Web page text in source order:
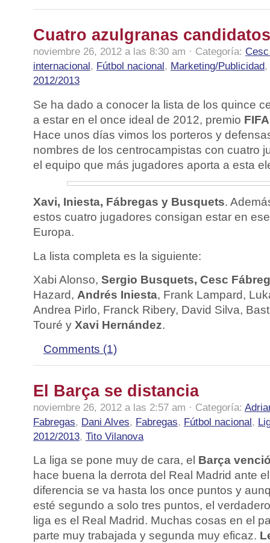
Cuatro azulgranas
noviembre 26, 2012 a las 8:30 am · Categoría:
internacional , Fútbol nacional , Marketing/Publicidad,
2012/2013
Se ha dado a conocer la lista de los quince
a estar en el once ideal de 2012, premio
Hace unos días vimos los porteros y
nombres de los centrocampistas con cuatro
el equipo que más jugadores aporta a esta
Xavi, Iniesta, Fábregas y Busquets.
estos cuatro jugadores consigan estar en
Europa.
La lista completa es la siguiente:
Xabi Alonso, Sergio Busquets, Cesc
Hazard, Andrés Iniesta, Frank Lampard,
Andrea Pirlo, Franck Ribery, David Silva,
Touré y Xavi Hernández.
Comments (1)
El Barça se distancia
noviembre 26, 2012 a las 2:57 am · Categoría:
Fabregas, Dani Alves, Fabregas, Fútbol nacional,
2012/2013, Tito Vilanova
La liga se pone muy de cara, el Barça
hace buena la derrota del Real Madrid ante
diferencia se va hasta los once puntos y
esté segundo a solo tres puntos, el
liga es el Real Madrid. Muchas cosas en el
parte muy trabajada y segunda muy eficaz.